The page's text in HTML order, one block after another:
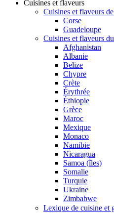
Cuisines et flaveurs
Cuisines et flaveurs
Corse
Guadeloupe
Cuisines et flaveurs
Afghanistan
Albanie
Belize
Chypre
Crète
Érythrée
Éthiopie
Grèce
Maroc
Mexique
Monaco
Namibie
Nicaragua
Samoa (îles)
Somalie
Turquie
Ukraine
Zimbabwe
Lexique de cuisine et